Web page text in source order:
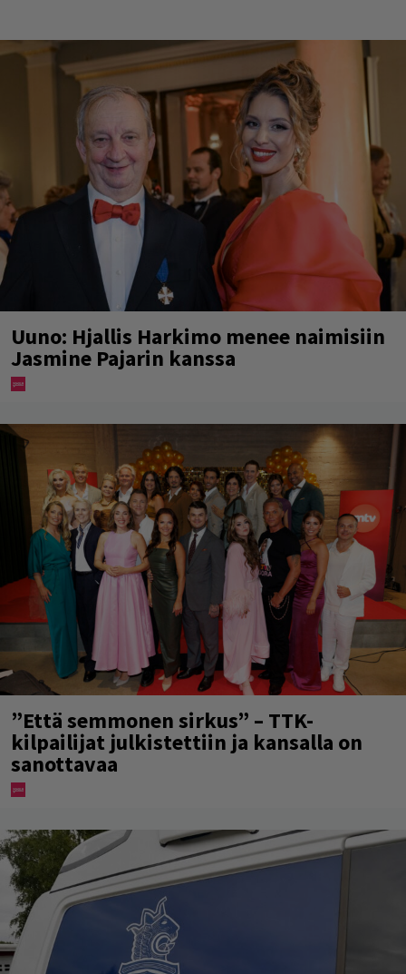
Uuno: Hjallis Harkimo menee naimisiin
Jasmine Pajarin kanssa
”Että semmonen sirkus” – TTK-
kilpailijat julkistettiin ja kansalla on
sanottavaa